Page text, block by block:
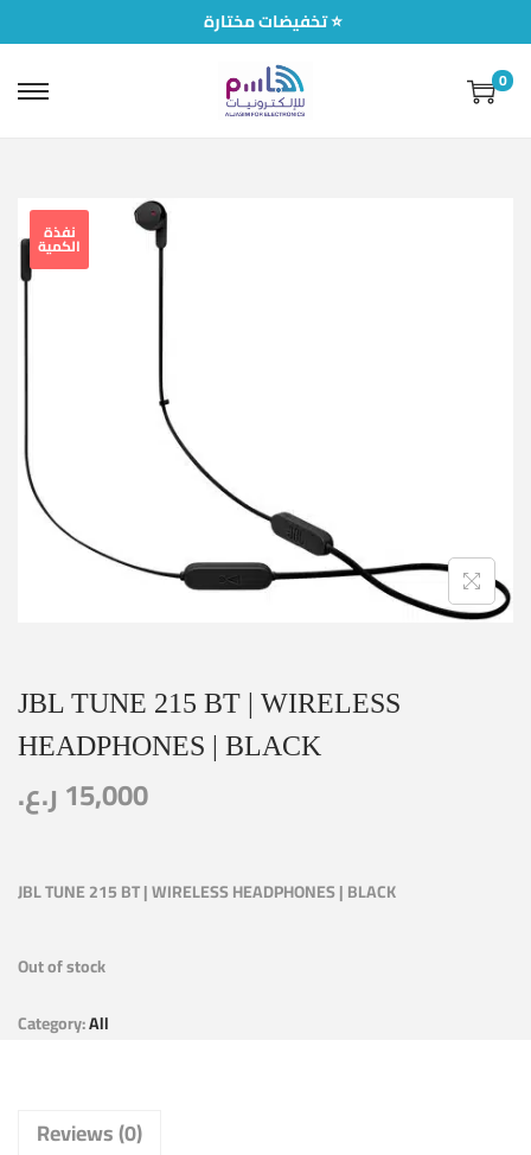
تخفيضات مختارة ⭐
0
نفذة
الكمية
JBL TUNE 215 BT | WIRELESS
HEADPHONES | BLACK
15,000 ر.ع.
JBL TUNE 215 BT | WIRELESS HEADPHONES | BLACK
Out of stock
Category:All
Reviews (0)